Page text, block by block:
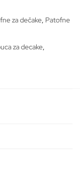
za dečake, Patofne
za decake,